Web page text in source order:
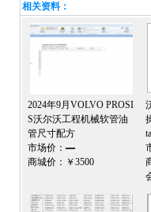
相关资料：
2024年9月VOLVO PROSI
S沃尔沃工程机械软管油
管尺寸配方
市场价： —
商城价： ￥3500